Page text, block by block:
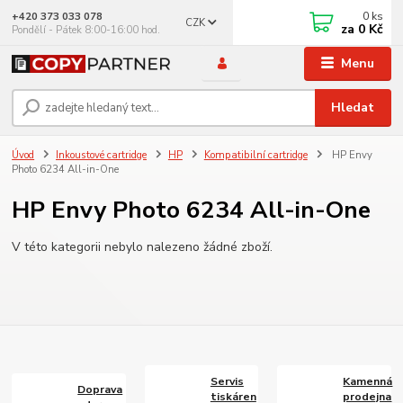
Menu
CZK
Hledat
+420 373 033 078
Pondělí - Pátek 8:00-16:00 hod.
0 ks
za 0 Kč
Úvod Inkoustové cartridge HP Kompatibilní cartridge
HP Envy
Photo 6234 All-in-One
HP Envy Photo 6234 All-in-One
V této kategorii nebylo nalezeno žádné zboží.
Doprava
Servis
tiskáren
Kamenná
prodejna